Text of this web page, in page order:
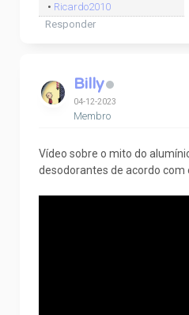
• Ricardo2010
Responder
Billy
04-12-2023
Membro
Vídeo sobre o mito do
desodorantes de acordo com